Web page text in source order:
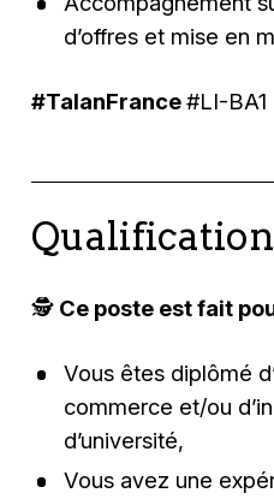
d’offres et mise en
#TalanFrance#LI-BA1
🕵️‍ Ce poste est fait
Vous êtes diplômé
commerce et/ou
d’université,
Vous avez une